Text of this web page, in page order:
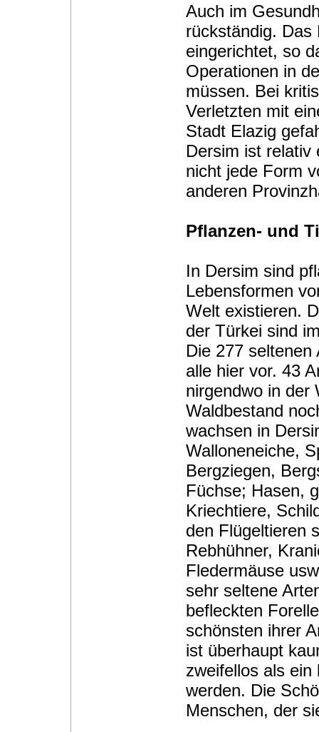
Auch im
rückständig. Das
eingerichtet, so
Operationen in
müssen. Bei
Verletzten mit
Stadt Elazig
Dersim ist relativ
nicht jede Form
anderen
Pflanzen- und
In Dersim sind
Lebensformen
Welt existieren.
der Türkei sind
Die 277
alle hier vor. 43
nirgendwo in der
Waldbestand
wachsen in
Walloneneiche,
Bergziegen,
Füchse; Hasen,
Kriechtiere,
den Flügeltieren
Rebhühner,
Fledermäuse
sehr seltene
befleckten
schönsten ihrer
ist überhaupt
zweifellos als ein
werden. Die
Menschen, der